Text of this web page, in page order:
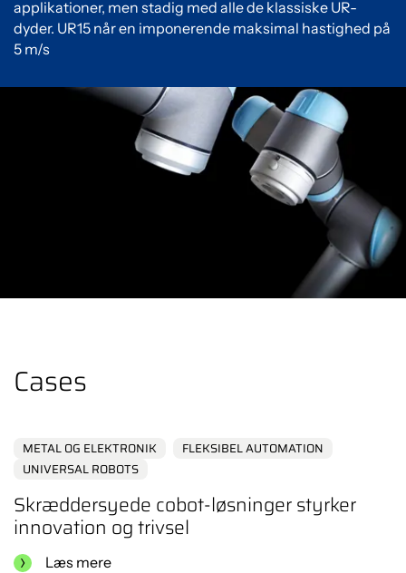
applikationer, men stadig med alle de klassiske UR-
dyder. UR15 når en imponerende maksimal hastighed på
5 m/s
Cases
METAL OG ELEKTRONIK
FLEKSIBEL AUTOMATION
UNIVERSAL ROBOTS
Skræddersyede cobot-løsninger styrker
innovation og trivsel
Læs mere